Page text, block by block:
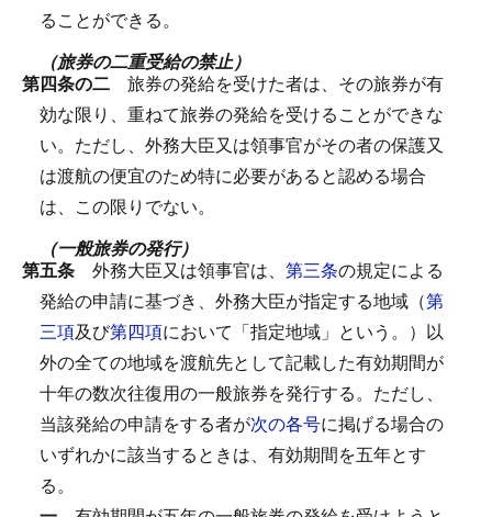
ることができる。
（旅券の二重受給の禁止）
第四条の二 旅券の発給を受けた者は、その旅券が有
効な限り、重ねて旅券の発給を受けることができな
い。 ただし、外務大臣又は領事官がその者の保護又
は渡航の便宜のため特に必要があると認める場合
は、この限りでない。
（一般旅券の発行）
第五条 外務大臣又は領事官は、 第三条の規定による
発給の申請に基づき、外務大臣が指定する地域（第
三項及び第四項において「指定地域」という。）以
外の全ての地域を渡航先として記載した有効期間が
十年の数次往復用の一般旅券を発行する。 ただし、
当該発給の申請をする者が次の各号に掲げる場合の
いずれかに該当するときは、有効期間を五年とす
る。